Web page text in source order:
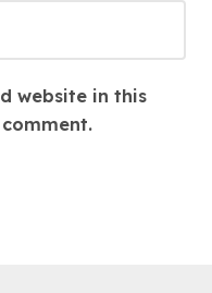
website in this